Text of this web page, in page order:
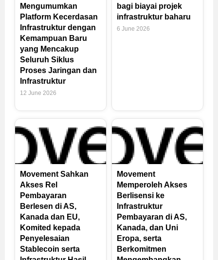
Mengumumkan
Platform Kecerdasan
Infrastruktur dengan
Kemampuan Baru
yang Mencakup
Seluruh Siklus
Proses Jaringan dan
Infrastruktur
12 June 2026
bagi biayai projek
infrastruktur baharu
6 June 2026
Movement Sahkan
Akses Rel
Pembayaran
Berlesen di AS,
Kanada dan EU,
Komited kepada
Penyelesaian
Stablecoin serta
Movement
Memperoleh Akses
Berlisensi ke
Infrastruktur
Pembayaran di AS,
Kanada, dan Uni
Eropa, serta
Berkomitmen